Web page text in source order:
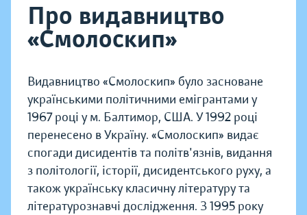
Про видавництво
«Смолоскип»
Видавництво «Смолоскип» було засноване
українськими політичними емігрантами у
1967 році у м. Балтимор, США. У 1992 році
перенесено в Україну. «Смолоскип» видає
спогади дисидентів та політв'язнів, видання
з політології, історії, дисидентського руху, а
також українську класичну літературу та
літературознавчі дослідження. З 1995 року